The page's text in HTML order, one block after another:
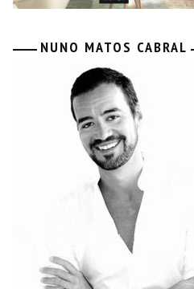
NUNO MATOS CABRAL